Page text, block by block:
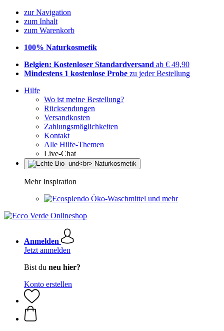
zur Navigation
zum Inhalt
zum Warenkorb
100% Naturkosmetik
Belgien: Kostenloser Standardversand ab € 49,90
Mindestens 1 kostenlose Probe zu jeder Bestellung
Hilfe
Wo ist meine Bestellung?
Rücksendungen
Versandkosten
Zahlungsmöglichkeiten
Kontakt
Alle Hilfe-Themen
Live-Chat
Mehr Inspiration
Öko-Waschmittel und mehr
Anmelden
Jetzt anmelden
Bist du neu hier?
Konto erstellen